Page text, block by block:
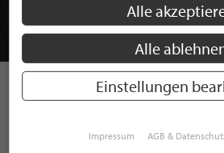
JETZT GRATIS
Alle
Alle
Einstellungen
Impressum AGB &